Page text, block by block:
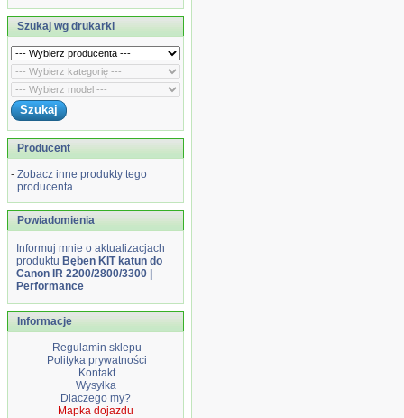
Szukaj wg drukarki
Producent
- Zobacz inne produkty tego
producenta...
Powiadomienia
Informuj mnie o aktualizacjach
produktu Bęben KIT katun do
Canon IR 2200/2800/3300 |
Performance
Informacje
Regulamin sklepu
Polityka prywatności
Kontakt
Wysyłka
Dlaczego my?
Mapka dojazdu